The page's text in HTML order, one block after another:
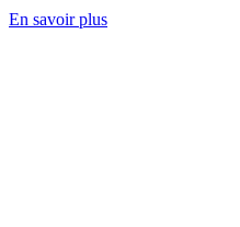
En savoir plus